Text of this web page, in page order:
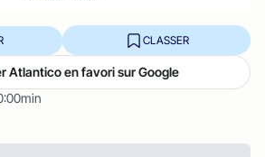
CLASSER
Atlantico en favori sur Google